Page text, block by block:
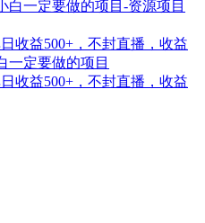
收益500+，不封直播，收益
一定要做的项目
收益500+，不封直播，收益